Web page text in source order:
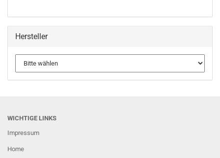
Hersteller
WICHTIGE LINKS
Impressum
Home